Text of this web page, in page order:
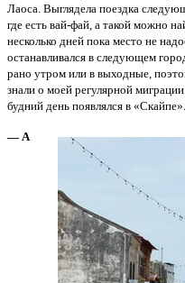
Лаоса. Выглядела поездка
где есть вай-фай, а такой можно
несколько дней пока место не
останавливался в следующем
рано утром или в выходные,
знали о моей регулярной
будний день появлялся в «Скайпе».
— А